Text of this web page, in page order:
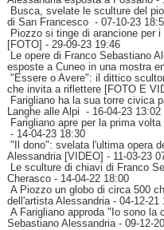
Busca, svelate le sculture del
di San Francesco - 07-10-23
Piozzo si tinge di arancione per
[FOTO] - 29-09-23 19:46
Le opere di Franco Sebastiano
esposte a Cuneo in una mostra
"Essere o Avere": il dittico
che invita a riflettere [FOTO E
Farigliano ha la sua torre civica
Langhe alle Alpi - 16-04-23 13:02
Farigliano apre per la prima
- 14-04-23 18:30
"Il dono": svelata l'ultima opera
Alessandria [VIDEO] - 11-03-23
Le sculture di chiavi di Franco
Cherasco- 14-04-22 18:00
A Piozzo un globo di circa 500
dell'artista Alessandria- 04-12-21
A Farigliano approda "Io sono la
Sebastiano Alessandria- 09-12-